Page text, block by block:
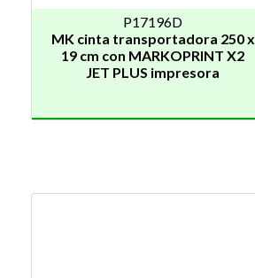
P17196D
MK cinta transportadora 250 x
19 cm con MARKOPRINT X2
JET PLUS impresora